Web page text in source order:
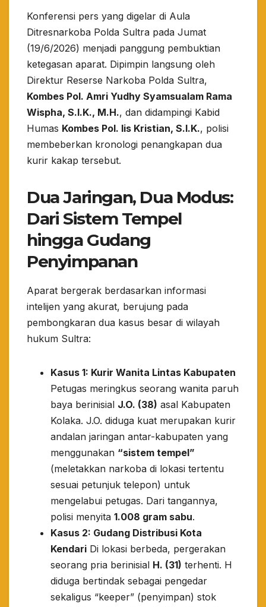
​Konferensi pers yang digelar di Aula
Ditresnarkoba Polda Sultra pada Jumat
(19/6/2026) menjadi panggung pembuktian
ketegasan aparat. Dipimpin langsung oleh
Direktur Reserse Narkoba Polda Sultra,
Kombes Pol. Amri Yudhy Syamsualam Rama
Wispha, S.I.K., M.H., dan didampingi Kabid
Humas Kombes Pol. Iis Kristian, S.I.K., polisi
membeberkan kronologi penangkapan dua
kurir kakap tersebut.
Dua Jaringan, Dua Modus:
Dari Sistem Tempel
hingga Gudang
Penyimpanan
​Aparat bergerak berdasarkan informasi
intelijen yang akurat, berujung pada
pembongkaran dua kasus besar di wilayah
hukum Sultra:
Kasus 1: Kurir Wanita Lintas Kabupaten
Petugas meringkus seorang wanita paruh
baya berinisial J.O. (38) asal Kabupaten
Kolaka. J.O. diduga kuat merupakan kurir
andalan jaringan antar-kabupaten yang
menggunakan “sistem tempel”
(meletakkan narkoba di lokasi tertentu
sesuai petunjuk telepon) untuk
mengelabui petugas. Dari tangannya,
polisi menyita 1.008 gram sabu.
Kasus 2: Gudang Distribusi Kota
Kendari Di lokasi berbeda, pergerakan
seorang pria berinisial H. (31) terhenti. H
diduga bertindak sebagai pengedar
sekaligus “keeper” (penyimpan) stok